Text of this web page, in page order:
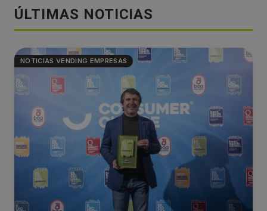
ÚLTIMAS NOTICIAS
NOTICIAS VENDING EMPRESAS